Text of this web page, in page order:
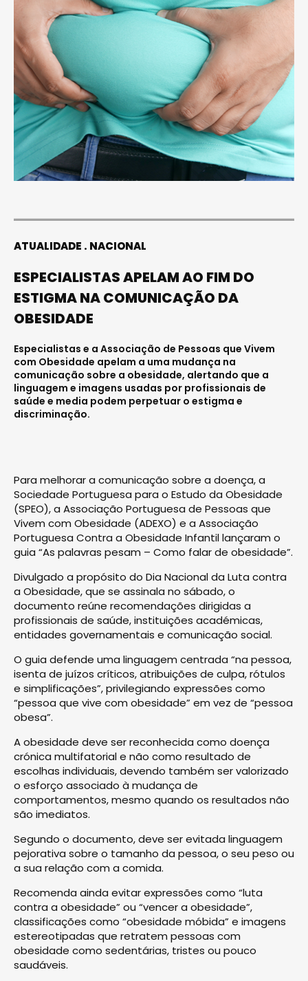
ATUALIDADE NACIONAL
ESPECIALISTAS APELAM AO FIM DO
ESTIGMA NA COMUNICAÇÃO DA
OBESIDADE
Especialistas e a Associação de Pessoas que Vivem
com Obesidade apelam a uma mudança na
comunicação sobre a obesidade, alertando que a
linguagem e imagens usadas por profissionais de
saúde e media podem perpetuar o estigma e
discriminação.
Para melhorar a comunicação sobre a doença, a
Sociedade Portuguesa para o Estudo da Obesidade
(SPEO), a Associação Portuguesa de Pessoas que
Vivem com Obesidade (ADEXO) e a Associação
Portuguesa Contra a Obesidade Infantil lançaram o
guia “As palavras pesam – Como falar de obesidade”.
Divulgado a propósito do Dia Nacional da Luta contra
a Obesidade, que se assinala no sábado, o
documento reúne recomendações dirigidas a
profissionais de saúde, instituições académicas,
entidades governamentais e comunicação social.
O guia defende uma linguagem centrada “na pessoa,
isenta de juízos críticos, atribuições de culpa, rótulos
e simplificações”, privilegiando expressões como
“pessoa que vive com obesidade” em vez de “pessoa
obesa”.
A obesidade deve ser reconhecida como doença
crónica multifatorial e não como resultado de
escolhas individuais, devendo também ser valorizado
o esforço associado à mudança de
comportamentos, mesmo quando os resultados não
são imediatos.
Segundo o documento, deve ser evitada linguagem
pejorativa sobre o tamanho da pessoa, o seu peso ou
a sua relação com a comida.
Recomenda ainda evitar expressões como “luta
contra a obesidade” ou “vencer a obesidade”,
classificações como “obesidade móbida” e imagens
estereotipadas que retratem pessoas com
obesidade como sedentárias, tristes ou pouco
saudáveis.